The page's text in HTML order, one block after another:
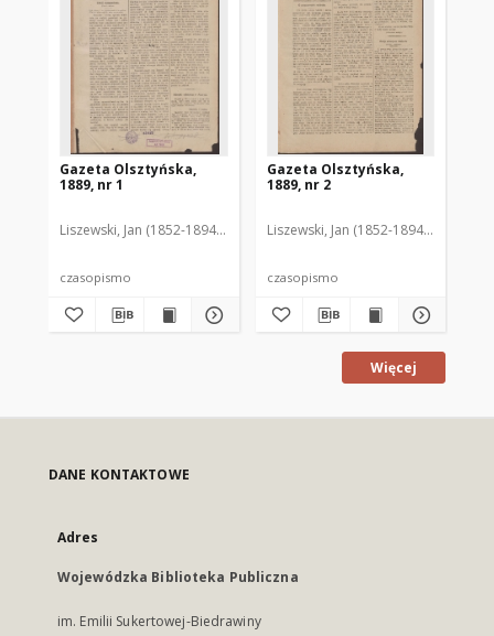
Gazeta Olsztyńska,
1889, nr 1
Liszewski, Jan (1852-1894). Red.
czasopismo
Gazeta Olsztyńska,
1889, nr 2
Liszewski, Jan (1852-1894). Red.
czasopismo
Więcej
DANE KONTAKTOWE
Adres
Wojewódzka Biblioteka Publiczna
im. Emilii Sukertowej-Biedrawiny